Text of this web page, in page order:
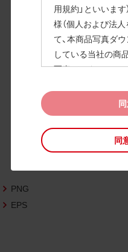
用規約」といいま
様（個人および法
て、本商品写真ダ
している当社の商
写真データ」とい
また、当社は、下記
（以下「CAD図デー
に同意いただいた
D図ダウンロード
いいます）の利用
同
BLAARJ45RD6
高画質画像
PNG
EPS